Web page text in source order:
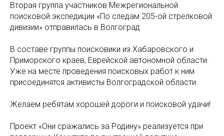
Вторая группа участников Межрегиональной
поисковой экспедиции «По следам 205-ой стрелковой
дивизии» отправилась в Волгоград
В составе группы поисковики из Хабаровского и
Приморского краев, Еврейской автономной области.
Уже на месте проведения поисковых работ к ним
присоединятся активисты Волгоградской области.
Желаем ребятам хорошей дороги и поисковой удачи!
Проект «Они сражались за Родину» реализуется при